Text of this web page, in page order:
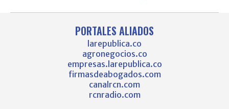
PORTALES ALIADOS
larepublica.co
agronegocios.co
empresas.larepublica.co
firmasdeabogados.com
canalrcn.com
rcnradio.com